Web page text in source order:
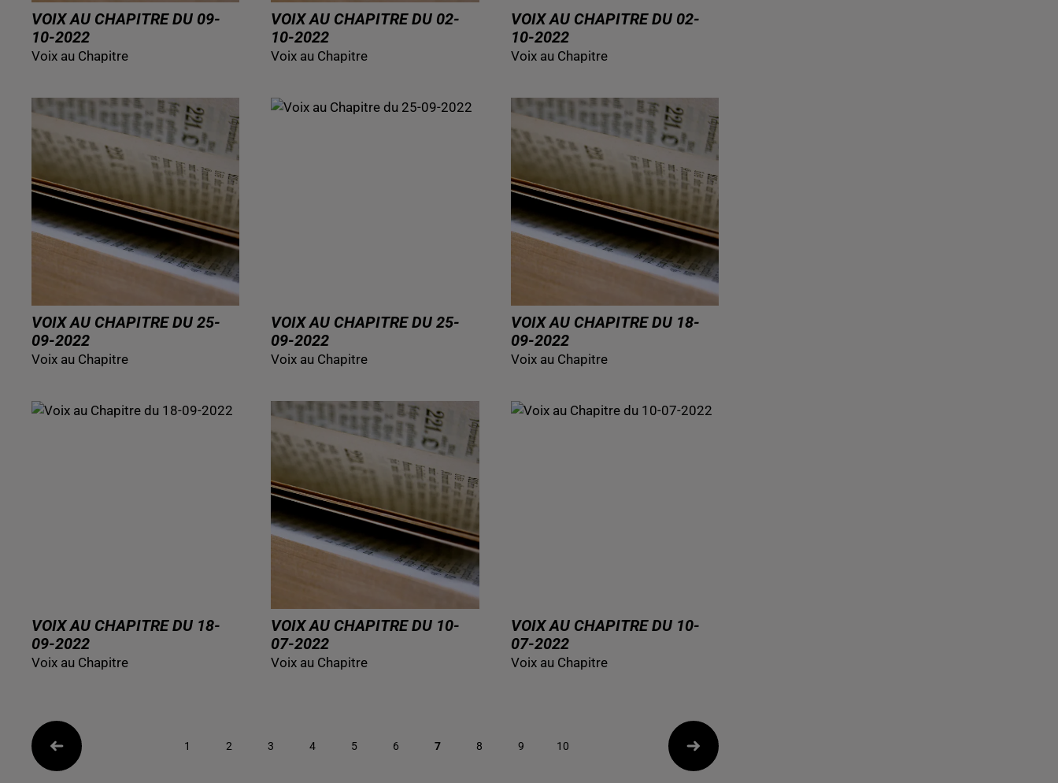
VOIX AU CHAPITRE DU 09-
10-2022
Voix au Chapitre
VOIX AU CHAPITRE DU 02-
10-2022
Voix au Chapitre
VOIX AU CHAPITRE DU 02-
10-2022
Voix au Chapitre
VOIX AU CHAPITRE DU 25-
09-2022
Voix au Chapitre
VOIX AU CHAPITRE DU 25-
09-2022
Voix au Chapitre
VOIX AU CHAPITRE DU 18-
09-2022
Voix au Chapitre
VOIX AU CHAPITRE DU 18-
09-2022
Voix au Chapitre
VOIX AU CHAPITRE DU 10-
07-2022
Voix au Chapitre
VOIX AU CHAPITRE DU 10-
07-2022
Voix au Chapitre
1 2 3 4 5 6 7 8 9 10